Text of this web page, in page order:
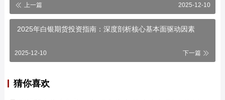
上一篇 2025-12-10
2025年白银期货投资指南：深度剖析核心基本面驱动因素
2025-12-10 下一篇
猜你喜欢